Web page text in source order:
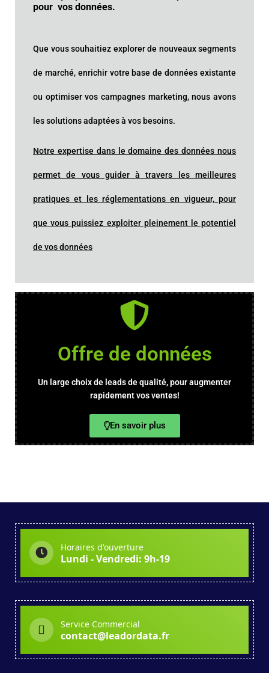
pour vos données.
Que vous souhaitiez explorer de nouveaux segments
de marché, enrichir votre base de données existante
ou optimiser vos campagnes marketing, nous avons
les solutions adaptées à vos besoins.
Notre expertise dans le domaine des données nous
permet de vous guider à travers les meilleures
pratiques et les réglementations en vigueur, pour
que vous puissiez exploiter pleinement le potentiel
de vos données
Offre de données
Un large choix de leads de qualité, pour augmenter
rapidement vos ventes!
En savoir plus
Horaires d'ouverture
Lundi - Vendredi: 9h-19
Service Commercial
contact@leadordata.fr